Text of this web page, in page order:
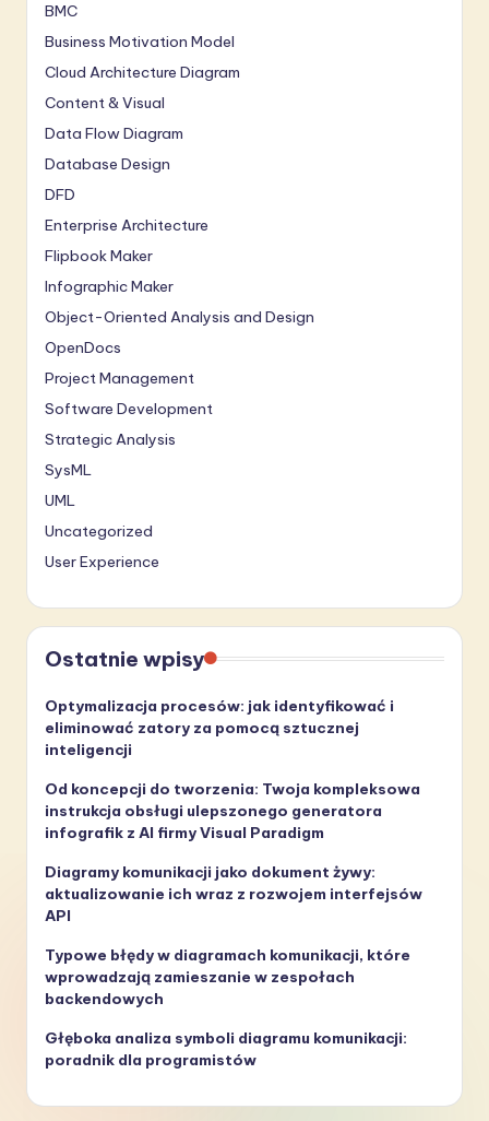
BMC
Business Motivation Model
Cloud Architecture Diagram
Content & Visual
Data Flow Diagram
Database Design
DFD
Enterprise Architecture
Flipbook Maker
Infographic Maker
Object-Oriented Analysis and Design
OpenDocs
Project Management
Software Development
Strategic Analysis
SysML
UML
Uncategorized
User Experience
Ostatnie wpisy
Optymalizacja procesów: jak identyfikować i
eliminować zatory za pomocą sztucznej
inteligencji
Od koncepcji do tworzenia: Twoja kompleksowa
instrukcja obsługi ulepszonego generatora
infografik z AI firmy Visual Paradigm
Diagramy komunikacji jako dokument żywy:
aktualizowanie ich wraz z rozwojem interfejsów
API
Typowe błędy w diagramach komunikacji, które
wprowadzają zamieszanie w zespołach
backendowych
Głęboka analiza symboli diagramu komunikacji:
poradnik dla programistów